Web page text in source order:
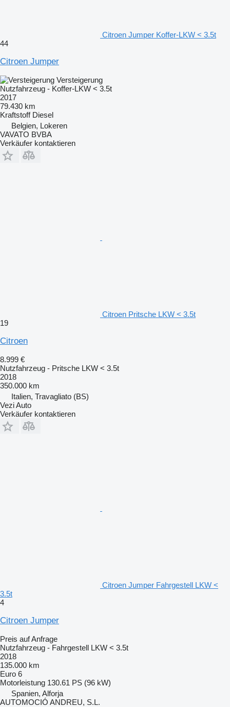
Citroen Jumper Koffer-LKW < 3.5t
44
Citroen Jumper
Versteigerung
Nutzfahrzeug - Koffer-LKW < 3.5t
2017
79.430 km
Kraftstoff Diesel
Belgien, Lokeren
VAVATO BVBA
Verkäufer kontaktieren
Citroen Pritsche LKW < 3.5t
19
Citroen
8.999 €
Nutzfahrzeug - Pritsche LKW < 3.5t
2018
350.000 km
Italien, Travagliato (BS)
Vezi Auto
Verkäufer kontaktieren
Citroen Jumper Fahrgestell LKW <
3.5t
4
Citroen Jumper
Preis auf Anfrage
Nutzfahrzeug - Fahrgestell LKW < 3.5t
2018
135.000 km
Euro 6
Motorleistung 130.61 PS (96 kW)
Spanien, Alforja
AUTOMOCIÓ ANDREU, S.L.